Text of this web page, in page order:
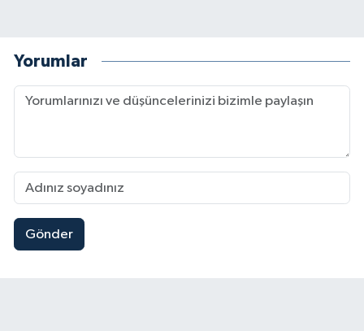
Yorumlar
Gönder